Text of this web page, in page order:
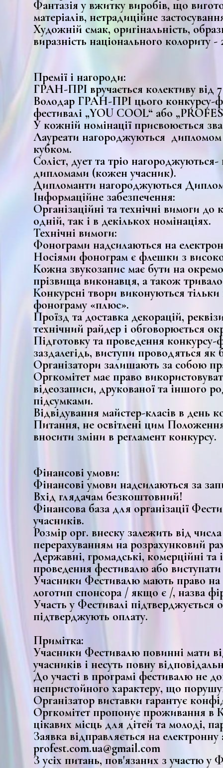
Фантазія у вжитку виробів, що
матеріалів, нетрадиційне
Художній смак, оригінальність,
виразність національного колориту
Премії і нагороди:
ГРАН-ПРІ вручається колективу від 7
Володар ГРАН-ПРІ цього конкурсу-
фестивалі „YOU COOL“ або
У кожній номінації присвоюється
Лауреати нагороджуються дипломом
кубком.
Соліст, дует та тріо
дипломами (кожен учасник).
Дипломанти нагороджуються
Інформаційне забезпечення:
Організаційні та технічні вимоги
одній, так і в декількох номінаціях.
Технічні вимоги:
Фонограми надсилаються на
Носіями фонограм є флешки з
Кожна звукозапис має бути на
прізвища виконавця, а також
Конкурсні твори виконуються тільки
фонограму «плюс».
Проїзд та доставка декорацій,
технічний райдер і обговорюється
Підготовку та проведення конкурсу-
заздалегідь, виступи проводяться
Організатори залишають за собою
Оргкомітет має право
відеозаписи, друкованої та іншого
підсумками.
Відвідування майстер-класів в день
Питання, не освітлені цим
вносити зміни в регламент конкурсу.
Фінансові умови:
Фінансові умови надсилаються за
Вхід глядачам безкоштовний!
Фінансова база для організації
учасників.
Розмір орг. внеску залежить від
перерахуванням на розрахунковий
Державні, громадські, комерційні
проведення фестивалю або
Учасники Фестивалю мають право на
логотип спонсора / якщо є /, назва
Участь у Фестивалі підтверджується
підтверджують оплату.
Примітка:
Учасники Фестивалю повинні мати
учасників і несуть повну
До участі в програмі фестивалю не
непристойного характеру, що
Організатор виставки гарантує
Оргкомітет пропонує проживання в
цікавих місць для дітей та молоді,
Заявка відправляється на електронну
profest.com.ua@gmail.com
З усіх питань, пов'язаних з участю у